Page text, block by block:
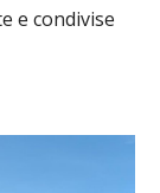
e condivise